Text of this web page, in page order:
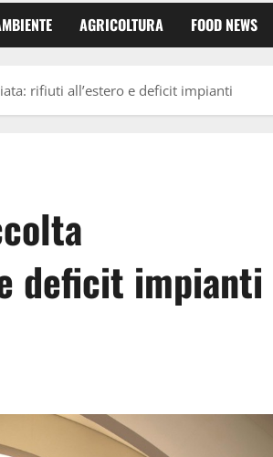
AGRICOLTURA FOOD NEWS
rifiuti all’estero e deficit impianti
deficit impianti